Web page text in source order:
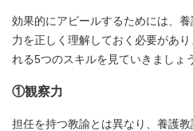
効果的にアピールするためには、
力を正しく理解しておく必要があ
れる5つのスキルを見ていきましょう
①観察力
担任を持つ教諭とは異なり、養護